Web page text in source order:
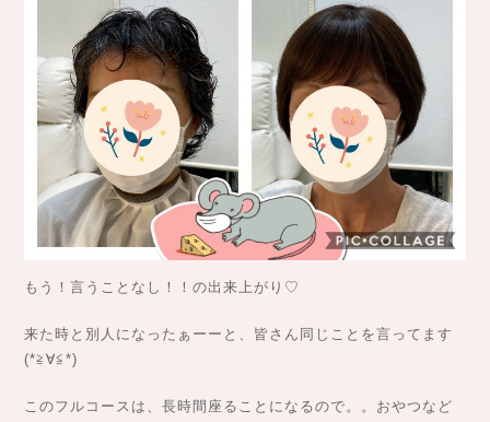
もう！言うことなし！！の出来上がり♡
来た時と別人になったぁーーと、皆さん同じことを言ってます
(*≧∀≦*)
このフルコースは、長時間座ることになるので。。おやつなど